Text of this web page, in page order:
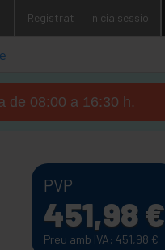
Registrat Inicia sessió
de 08:00 a 16:30 h.
PVP
451,98€
Preu amb IVA: 451,98 €